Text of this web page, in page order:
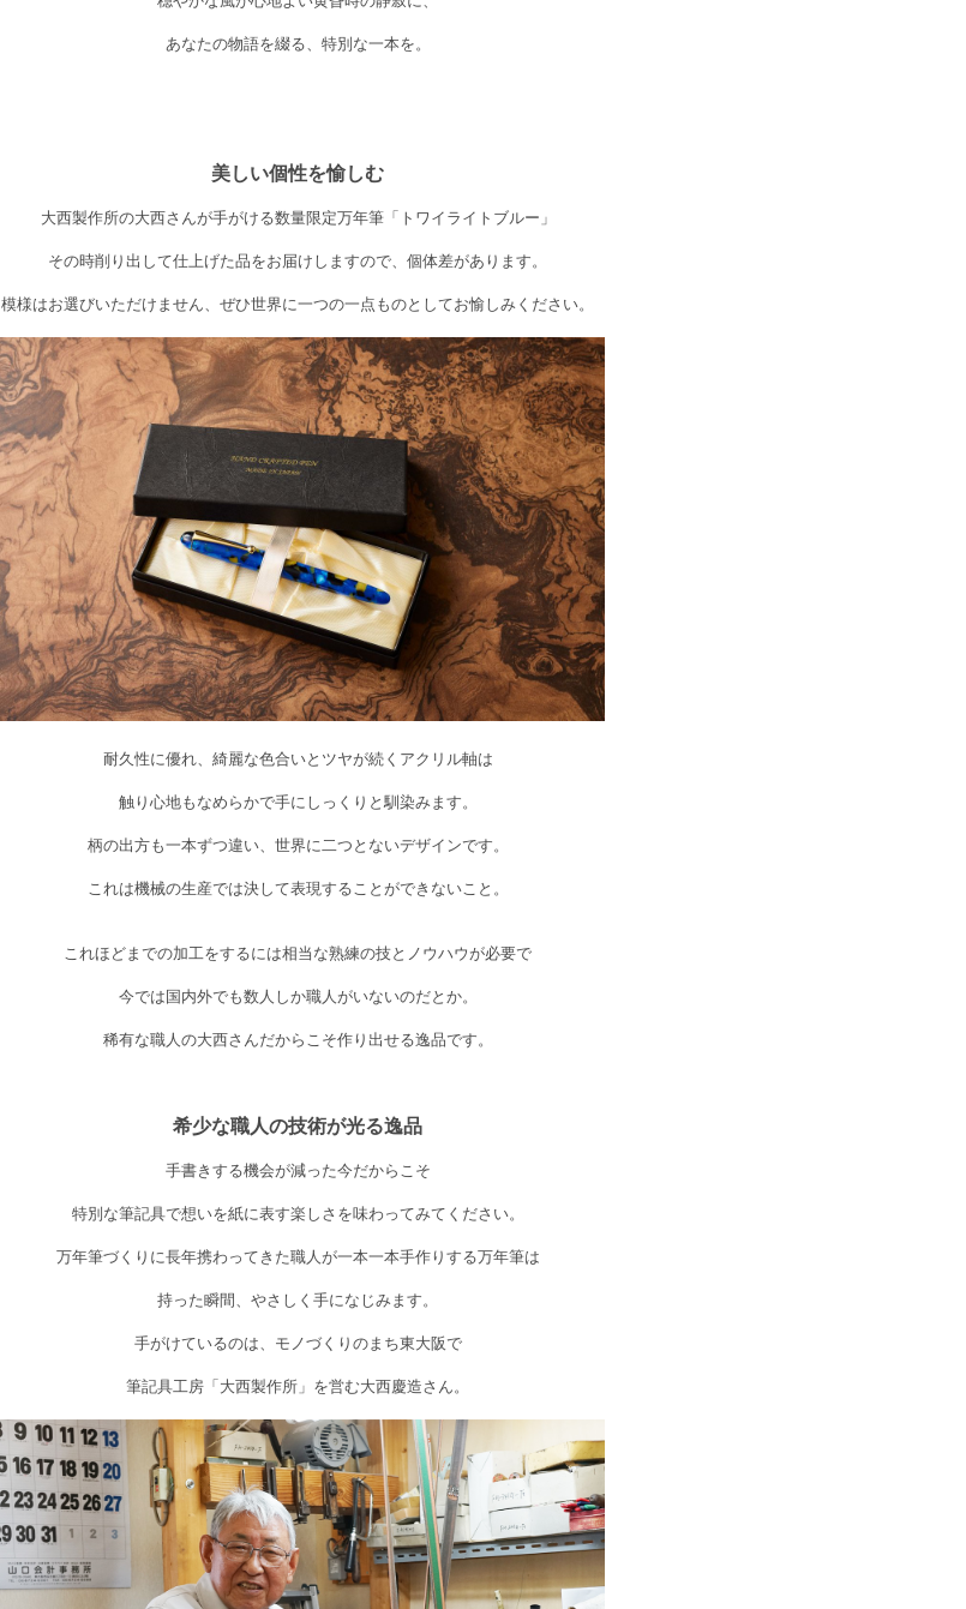
あなたの物語を綴る、特別な一本を。
美しい個性を愉しむ
大西製作所の大西さんが手がける数量限定万年筆「トワイライトブルー」
その時削り出して仕上げた品をお届けしますので、個体差があります。
模様はお選びいただけません、ぜひ世界に一つの一点ものとしてお愉しみください。
耐久性に優れ、綺麗な色合いとツヤが続くアクリル軸は
触り心地もなめらかで手にしっくりと馴染みます。
柄の出方も一本ずつ違い、世界に二つとないデザインです。
これは機械の生産では決して表現することができないこと。
これほどまでの加工をするには相当な熟練の技とノウハウが必要で
今では国内外でも数人しか職人がいないのだとか。
稀有な職人の大西さんだからこそ作り出せる逸品です。
希少な職人の技術が光る逸品
手書きする機会が減った今だからこそ
特別な筆記具で想いを紙に表す楽しさを味わってみてください。
万年筆づくりに長年携わってきた職人が一本一本手作りする万年筆は
持った瞬間、やさしく手になじみます。
手がけているのは、モノづくりのまち東大阪で
筆記具工房「大西製作所」を営む大西慶造さん。